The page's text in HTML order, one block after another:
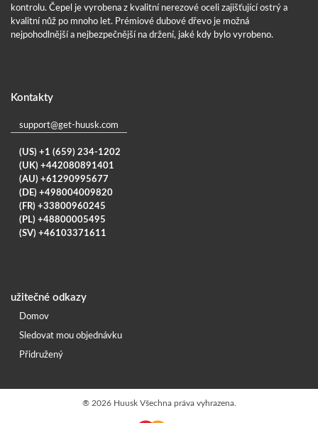
kontrolu. Čepel je vyrobena z kvalitní nerezové oceli zajišťující ostrý a
kvalitní nůž po mnoho let. Prémiové dubové dřevo je možná
nejpohodlnější a nejbezpečnější na držení, jaké kdy bylo vyrobeno.
Kontakty
support@get-huusk.com
(US) +1 (659) 234-1202
(UK) +442080891401
(AU) +61290995677
(DE) +498004009820
(FR) +33800960245
(PL) +48800005495
(SV) +46103371611
užitečné odkazy
Domov
Sledovat mou objednávku
Přidružený
® 2026 Huusk Všechna práva vyhrazena.